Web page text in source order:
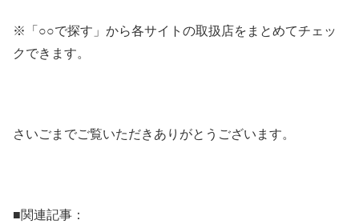
※「○○で探す」から各サイトの取扱店をまとめてチェッ
クできます。
さいごまでご覧いただきありがとうございます。
■関連記事：